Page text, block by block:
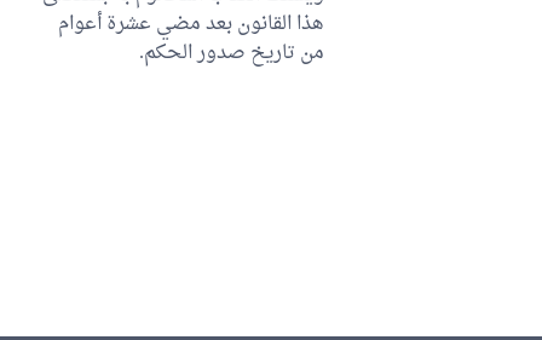
هذا القانون بعد مضي عشرة أعوام
من تاريخ صدور الحكم.